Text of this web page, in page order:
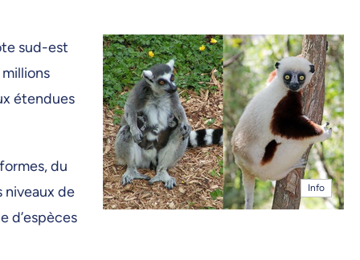
Info
sud-est
étendues
du
niveaux de
d’espèces